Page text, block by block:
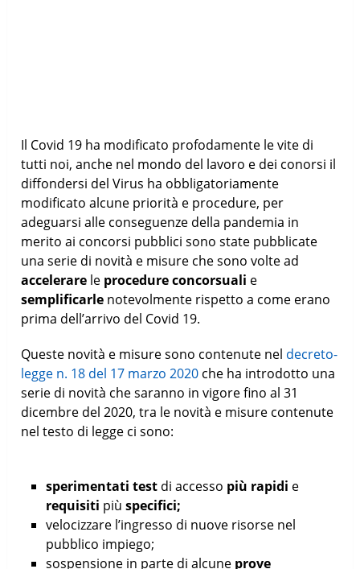
Il Covid 19 ha modificato profodamente le vite di
tutti noi, anche nel mondo del lavoro e dei conorsi il
diffondersi del Virus ha obbligatoriamente
modificato alcune priorità e procedure, per
adeguarsi alle conseguenze della pandemia in
merito ai concorsi pubblici sono state pubblicate
una serie di novità e misure che sono volte ad
accelerare le procedure concorsuali e
semplificarle notevolmente rispetto a come erano
prima dell’arrivo del Covid 19.
Queste novità e misure sono contenute nel decreto-
legge n. 18 del 17 marzo 2020 che ha introdotto una
serie di novità che saranno in vigore fino al 31
dicembre del 2020, tra le novità e misure contenute
nel testo di legge ci sono:
sperimentati testdi accesso più rapidi e
requisiti più specifici;
velocizzare l’ingresso di nuove risorse nel
pubblico impiego;
sospensione in parte di alcune prove